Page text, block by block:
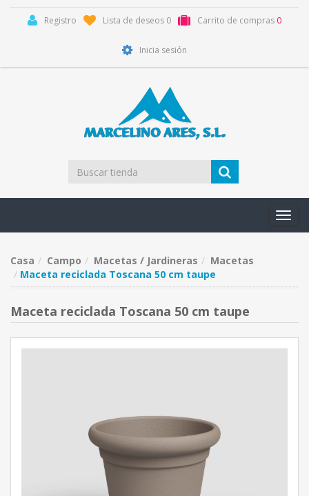
Registro Lista de deseos 0 Carrito de compras 0
Inicia sesión
Casa Campo Macetas / Jardineras
Macetas
Maceta reciclada Toscana 50 cm taupe
Maceta reciclada Toscana 50 cm taupe